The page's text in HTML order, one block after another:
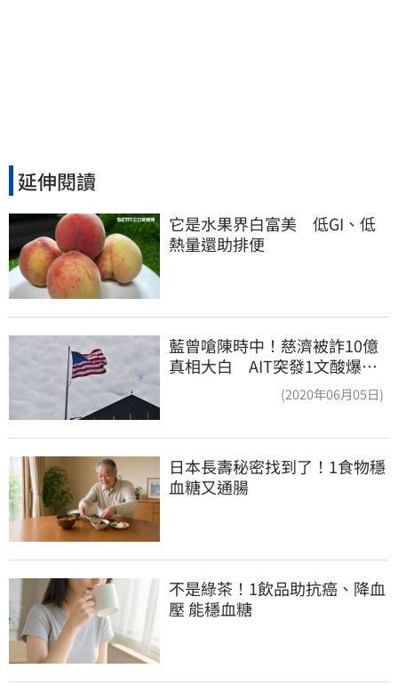
延伸閱讀
它是水果界白富美　低GI、低
熱量還助排便
藍曾嗆陳時中！慈濟被詐10億
真相大白 AIT突發1文酸爆…
(2020年06月05日)
日本長壽秘密找到了！1食物穩
血糖又通腸
不是綠茶！1飲品助抗癌、降血
壓 能穩血糖